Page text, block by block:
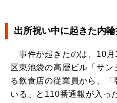
出所祝い中に起きた内
事件が起きたのは、10月
区東池袋の高層ビル「サ
る飲食店の従業員から、
いる」と110番通報が入っ